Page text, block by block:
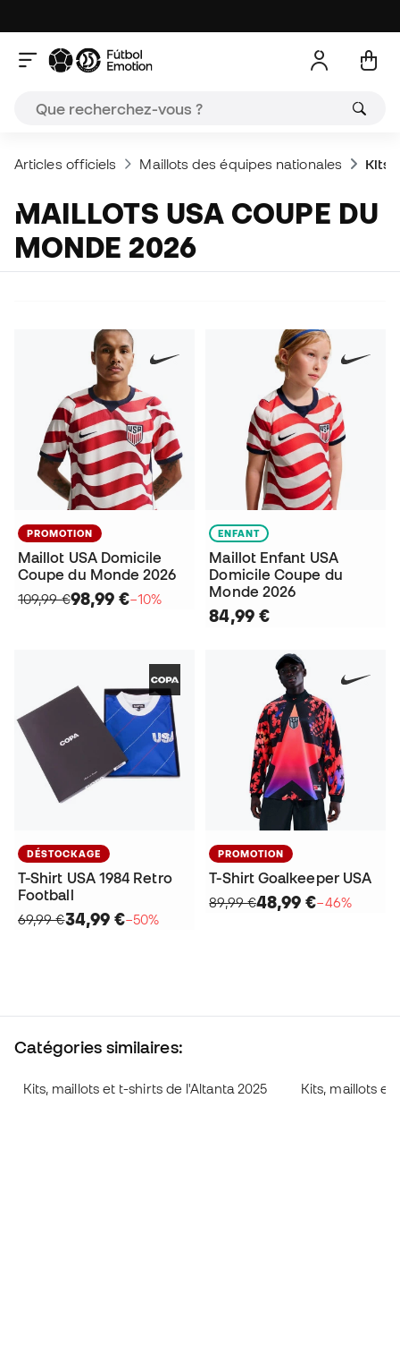
Articles officiels Maillots des équipes nationales Kits
MAILLOTS USA COUPE DU
MONDE 2026
PROMOTION
Maillot USA Domicile
Coupe du Monde 2026
109,99 €98,99 €−10%
ENFANT
Maillot Enfant USA
Domicile Coupe du
Monde 2026
84,99 €
DÉSTOCKAGE
T-Shirt USA 1984 Retro
Football
69,99 €34,99 €−50%
PROMOTION
T-Shirt Goalkeeper USA
89,99 €48,99 €−46%
Catégories similaires:
Kits, maillots et t-shirts de l'Altanta 2025 Kits, maillots